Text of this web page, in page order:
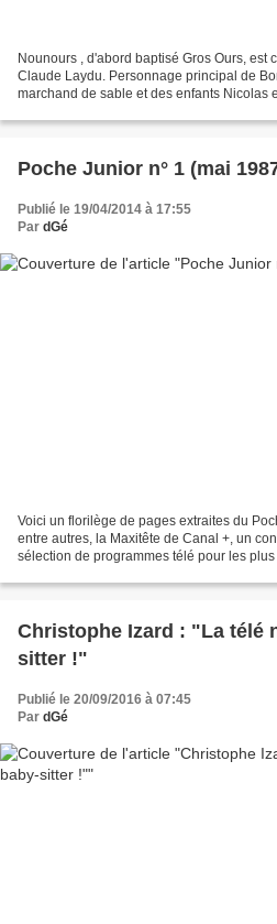
Nounours , d'abord baptisé Gros Ours, est
Claude Laydu. Personnage principal de
marchand de sable et des enfants Nicolas
Poche Junior n° 1 (mai
Publié le 19/04/2014 à 17:55
Par dGé
Voici un florilège de pages extraites du
entre autres, la Maxitête de Canal +, un
sélection de programmes télé pour les
Christophe Izard : "La télé
sitter !"
Publié le 20/09/2016 à 07:45
Par dGé